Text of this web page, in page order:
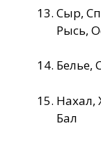
Сыр,
Рысь,
Белье,
Нахал,
Бал